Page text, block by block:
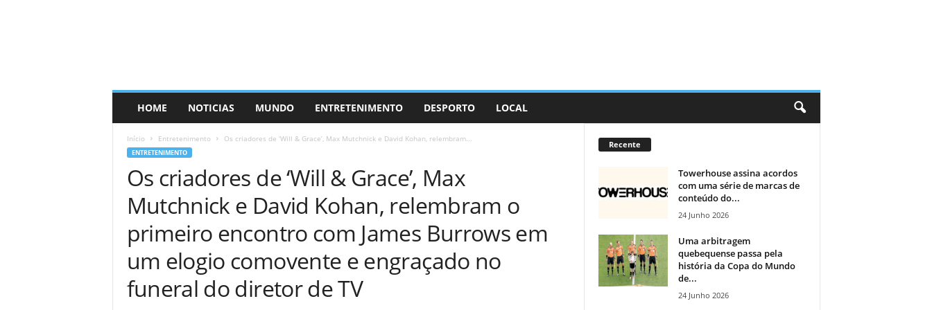
HOME NOTICIAS MUNDO ENTRETENIMENTO DESPORTO LOCAL
Início Entretenimento Os criadores de ‘Will & Grace’, Max Mutchnick e David Kohan, relembram...
ENTRETENIMENTO
Os criadores de ‘Will & Grace’, Max
Mutchnick e David Kohan, relembram o
primeiro encontro com James Burrows em
um elogio comovente e engraçado no
funeral do diretor de TV
Recente
Towerhouse assina acordos
com uma série de marcas de
conteúdo do...
24 Junho 2026
Uma arbitragem
quebequense passa pela
história da Copa do Mundo
de...
24 Junho 2026